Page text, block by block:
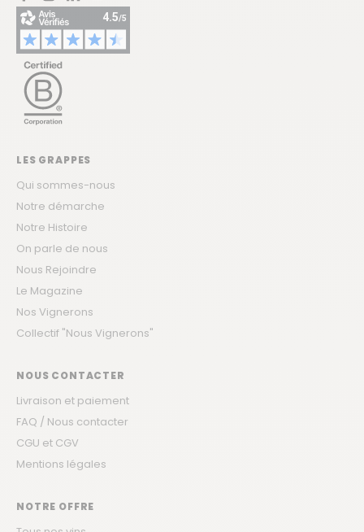
LES GRAPPES
Qui sommes-nous
Notre démarche
Notre Histoire
On parle de nous
Nous Rejoindre
Le Magazine
Nos Vignerons
Collectif "Nous Vignerons"
NOUS CONTACTER
Livraison et paiement
FAQ / Nous contacter
CGU et CGV
Mentions légales
NOTRE OFFRE